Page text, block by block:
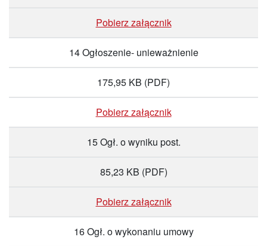
Pobierz załącznik
14 Ogłoszenie- unieważnienie
175,95 KB (PDF)
Pobierz załącznik
15 Ogł. o wyniku post.
85,23 KB (PDF)
Pobierz załącznik
16 Ogł. o wykonaniu umowy